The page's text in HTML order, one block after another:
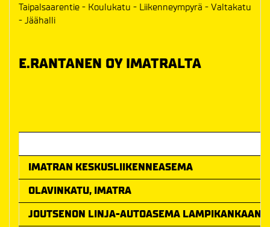
Taipalsaarentie - Koulukatu - Liikenneympyrä - Valtakatu
- Jäähalli
E.RANTANEN OY IMATRALTA
IMATRAN KESKUSLIIKENNEASEMA
OLAVINKATU, IMATRA
JOUTSENON LINJA-AUTOASEMA LAMPIKANKAAN